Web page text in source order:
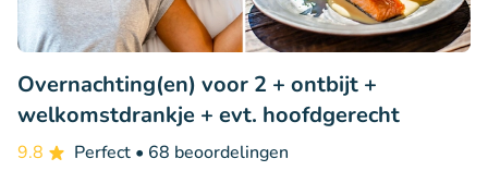
Overnachting(en) voor 2 + ontbijt +
welkomstdrankje + evt. hoofdgerecht
9.8 Perfect • 68 beoordelingen